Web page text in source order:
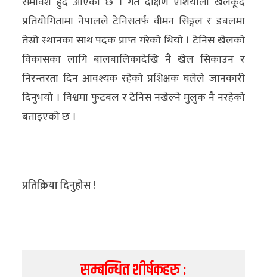
प्रतियोगितामा नेपालले टेनिसतर्फ वीमन सिङ्गल र डबलमा
तेस्रो स्थानका साथ पदक प्राप्त गरेको थियो । टेनिस खेलको
विकासका लागि बालबालिकादेखि नै खेल सिकाउन र
निरन्तरता दिन आवश्यक रहेको प्रशिक्षक घलेले जानकारी
दिनुभयो । विश्वमा फुटबल र टेनिस नखेल्ने मुलुक नै नरहेको
बताइएको छ ।
प्रतिक्रिया दिनुहोस !
सम्बन्धित शीर्षकहरु :